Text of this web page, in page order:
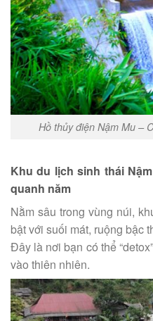
Hồ thủy điện Nậm Mu –
Khu du lịch sinh thái
quanh năm
Nằm sâu trong vùng núi,
bật với suối mát, ruộng bậc
Đây là nơi bạn có thể
vào thiên nhiên.